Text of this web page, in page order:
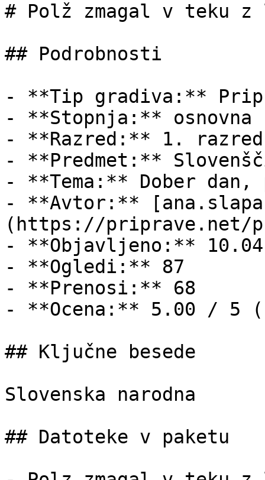
# Polž zmagal v teku
## Podrobnosti
- **Tip gradiva:**
- **Stopnja:** osnovna
- **Razred:** 1. razred
- **Predmet:**
- **Tema:** Dober
- **Avtor:**
(https://priprave.net/
- **Objavljeno:**
- **Ogledi:** 87
- **Prenosi:** 68
- **Ocena:** 5.00 / 5
## Ključne besede
Slovenska narodna
## Datoteke v paketu